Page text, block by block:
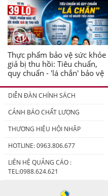
Thực phẩm bảo vệ sức khỏe
giả bị thu hồi: Tiêu chuẩn,
quy chuẩn - 'lá chắn' bảo vệ
DIỄN ĐÀN CHÍNH SÁCH
CẢNH BÁO CHẤT LƯỢNG
THƯƠNG HIỆU HỘI NHẬP
HOTLINE: 0963.806.677
LIÊN HỆ QUẢNG CÁO :
TEL:0988.624.621